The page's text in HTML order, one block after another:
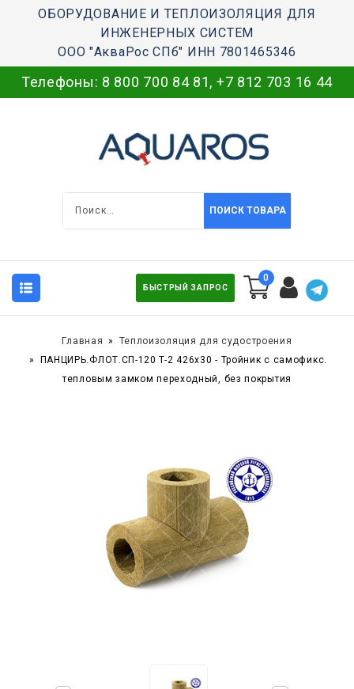
ОБОРУДОВАНИЕ И ТЕПЛОИЗОЛЯЦИЯ ДЛЯ
ИНЖЕНЕРНЫХ СИСТЕМ
ООО "АкваРос СПб" ИНН 7801465346
Телефоны: 8 800 700 84 81, +7 812 703 16 44
ПОИСК ТОВАРА
БЫСТРЫЙ ЗАПРОС
0
Главная
Теплоизоляция для судостроения
ПАНЦИРЬ.ФЛОТ.СП-120 T-2 426x30 - Тройник c самофикс.
тепловым замком переходный, без покрытия